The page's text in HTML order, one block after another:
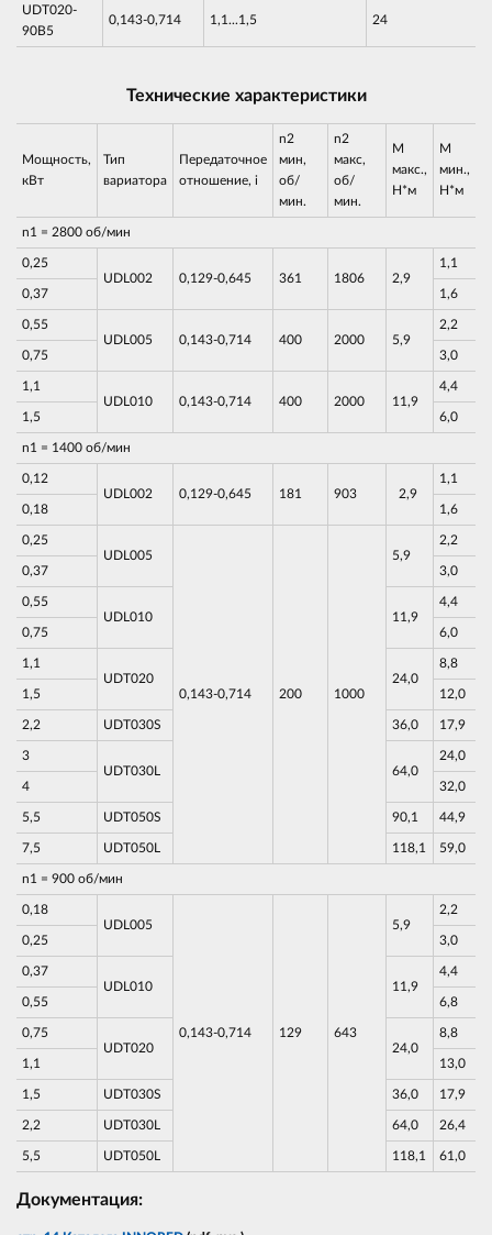
UDT020-
90B5
0,143-0,714 1,1...1,5 24
Технические характеристики
Мощность,
кВт
Тип
вариатора
Передаточное
отношение, i
n2
мин,
об/
мин.
n2
макс,
об/
мин.
М
макс.,
Н*м
М
мин.,
Н*м
n1 = 2800 об/мин
0,25
UDL002
0,129-0,645 361 1806 2,9
1,1
0,37 1,6
0,55
UDL005
0,143-0,714 400 2000 5,9
2,2
0,75 3,0
1,1
UDL010
0,143-0,714 400 2000 11,9
4,4
1,5 6,0
n1 = 1400 об/мин
0,12
UDL002
0,129-0,645 181 903 2,9
1,1
0,18 1,6
0,25
UDL005
0,143-0,714 200 1000
5,9
2,2
0,37 3,0
0,55
UDL010
11,9
4,4
0,75 6,0
1,1
UDT020
24,0
8,8
1,5 12,0
2,2 UDT030S 36,0 17,9
3
UDT030L
64,0
24,0
4 32,0
5,5 UDT050S 90,1 44,9
7,5 UDT050L 118,1 59,0
n1 = 900 об/мин
0,18
UDL005
0,143-0,714 129 643
5,9
2,2
0,25 3,0
0,37
UDL010
11,9
4,4
0,55 6,8
0,75
UDT020
24,0
8,8
1,1 13,0
1,5 UDT030S 36,0 17,9
2,2 UDT030L 64,0 26,4
5,5 UDT050L 118,1 61,0
Документация: